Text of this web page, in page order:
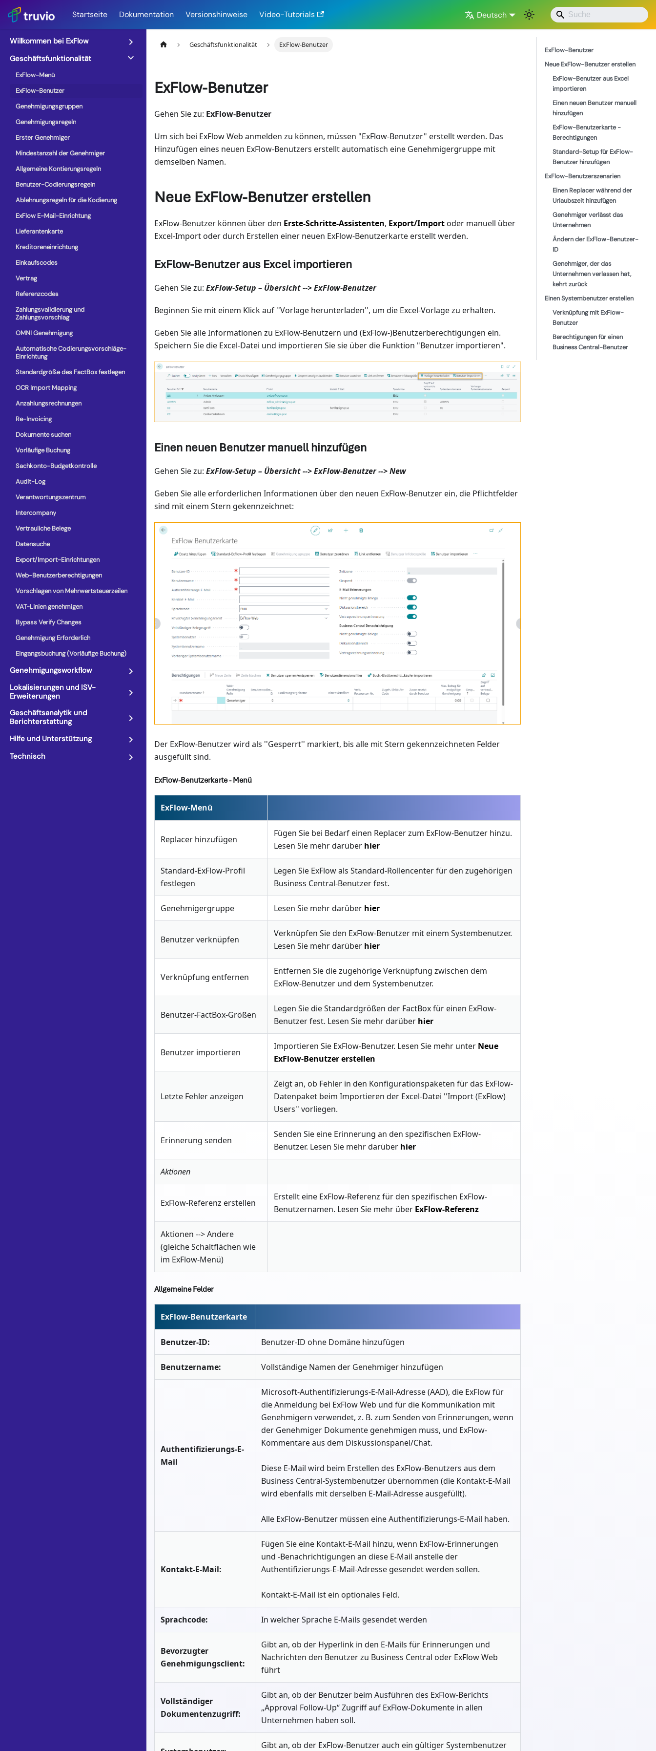
Startseite Dokumentation Versionshinweise Video-Tutorials Deutsch
Willkommen bei ExFlow
Geschäftsfunktionalität
ExFlow-Menü
ExFlow-Benutzer
Genehmigungsgruppen
Genehmigungsregeln
Erster Genehmiger
Mindestanzahl der Genehmiger
Allgemeine Kontierungsregeln
Benutzer-Codierungsregeln
Ablehnungsregeln für die Kodierung
ExFlow E-Mail-Einrichtung
Lieferantenkarte
Kreditoreneinrichtung
Einkaufscodes
Vertrag
Referenzcodes
Zahlungsvalidierung und
Zahlungsvorschlag
OMNI Genehmigung
Automatische Codierungsvorschläge-
Einrichtung
Standardgröße des FactBox festlegen
OCR Import Mapping
Anzahlungsrechnungen
Re-Invoicing
Dokumente suchen
Vorläufige Buchung
Sachkonto-Budgetkontrolle
Audit-Log
Verantwortungszentrum
Intercompany
Vertrauliche Belege
Datensuche
Export/Import-Einrichtungen
Web-Benutzerberechtigungen
Vorschlagen von Mehrwertsteuerzeilen
VAT-Linien genehmigen
Bypass Verify Changes
Genehmigung Erforderlich
Eingangsbuchung (Vorläufige Buchung)
Genehmigungsworkflow
Lokalisierungen und ISV-
Erweiterungen
Geschäftsanalytik und
Berichterstattung
Hilfe und Unterstützung
Technisch
Geschäftsfunktionalität ExFlow-Benutzer
ExFlow-Benutzer
Gehen Sie zu: ExFlow-Benutzer
Um sich bei ExFlow Web anmelden zu können, müssen "ExFlow-Benutzer" erstellt werden. Das
Hinzufügen eines neuen ExFlow-Benutzers erstellt automatisch eine Genehmigergruppe mit
demselben Namen.
Neue ExFlow-Benutzer erstellen
ExFlow-Benutzer können über den Erste-Schritte-Assistenten, Export/Importoder manuell über
Excel-Import oder durch Erstellen einer neuen ExFlow-Benutzerkarte erstellt werden.
ExFlow-Benutzer aus Excel importieren
Gehen Sie zu: ExFlow-Setup – Übersicht --> ExFlow-Benutzer
Beginnen Sie mit einem Klick auf ''Vorlage herunterladen'', um die Excel-Vorlage zu erhalten.
Geben Sie alle Informationen zu ExFlow-Benutzern und (ExFlow-)Benutzerberechtigungen ein.
Speichern Sie die Excel-Datei und importieren Sie sie über die Funktion "Benutzer importieren".
Einen neuen Benutzer manuell hinzufügen
Gehen Sie zu: ExFlow-Setup – Übersicht --> ExFlow-Benutzer --> New
Geben Sie alle erforderlichen Informationen über den neuen ExFlow-Benutzer ein, die Pflichtfelder
sind mit einem Stern gekennzeichnet:
Der ExFlow-Benutzer wird als ''Gesperrt'' markiert, bis alle mit Stern gekennzeichneten Felder
ausgefüllt sind.
ExFlow-Benutzerkarte - Menü
ExFlow-Menü
Replacer hinzufügen
Fügen Sie bei Bedarf einen Replacer zum ExFlow-Benutzer hinzu.
Lesen Sie mehr darüber hier
Standard-ExFlow-Profil
festlegen
Legen Sie ExFlow als Standard-Rollencenter für den zugehörigen
Business Central-Benutzer fest.
Genehmigergruppe Lesen Sie mehr darüber hier
Benutzer verknüpfen
Verknüpfen Sie den ExFlow-Benutzer mit einem Systembenutzer.
Lesen Sie mehr darüber hier
Verknüpfung entfernen
Entfernen Sie die zugehörige Verknüpfung zwischen dem
ExFlow-Benutzer und dem Systembenutzer.
Benutzer-FactBox-Größen
Legen Sie die Standardgrößen der FactBox für einen ExFlow-
Benutzer fest. Lesen Sie mehr darüber hier
Benutzer importieren
Importieren Sie ExFlow-Benutzer. Lesen Sie mehr unter Neue
ExFlow-Benutzer erstellen
Letzte Fehler anzeigen
Zeigt an, ob Fehler in den Konfigurationspaketen für das ExFlow-
Datenpaket beim Importieren der Excel-Datei ''Import (ExFlow)
Users'' vorliegen.
Erinnerung senden
Senden Sie eine Erinnerung an den spezifischen ExFlow-
Benutzer. Lesen Sie mehr darüber hier
Aktionen
ExFlow-Referenz erstellen
Erstellt eine ExFlow-Referenz für den spezifischen ExFlow-
Benutzernamen. Lesen Sie mehr über ExFlow-Referenz
Aktionen --> Andere
(gleiche Schaltflächen wie
im ExFlow-Menü)
Allgemeine Felder
ExFlow-Benutzerkarte
Benutzer-ID: Benutzer-ID ohne Domäne hinzufügen
Benutzername: Vollständige Namen der Genehmiger hinzufügen
Authentifizierungs-E-
Mail
Microsoft-Authentifizierungs-E-Mail-Adresse (AAD), die ExFlow für
die Anmeldung bei ExFlow Web und für die Kommunikation mit
Genehmigern verwendet, z. B. zum Senden von Erinnerungen, wenn
der Genehmiger Dokumente genehmigen muss, und ExFlow-
Kommentare aus dem Diskussionspanel/Chat.
Diese E-Mail wird beim Erstellen des ExFlow-Benutzers aus dem
Business Central-Systembenutzer übernommen (die Kontakt-E-Mail
wird ebenfalls mit derselben E-Mail-Adresse ausgefüllt).
Alle ExFlow-Benutzer müssen eine Authentifizierungs-E-Mail haben.
Kontakt-E-Mail:
Fügen Sie eine Kontakt-E-Mail hinzu, wenn ExFlow-Erinnerungen
und -Benachrichtigungen an diese E-Mail anstelle der
Authentifizierungs-E-Mail-Adresse gesendet werden sollen.
Kontakt-E-Mail ist ein optionales Feld.
Sprachcode: In welcher Sprache E-Mails gesendet werden
Bevorzugter
Genehmigungsclient:
Gibt an, ob der Hyperlink in den E-Mails für Erinnerungen und
Nachrichten den Benutzer zu Business Central oder ExFlow Web
führt
Vollständiger
Dokumentenzugriff:
Gibt an, ob der Benutzer beim Ausführen des ExFlow-Berichts
„Approval Follow-Up“ Zugriff auf ExFlow-Dokumente in allen
Unternehmen haben soll.
Gibt an, ob der ExFlow-Benutzer auch ein gültiger Systembenutzer
ExFlow-Benutzer
Neue ExFlow-Benutzer erstellen
ExFlow-Benutzer aus Excel
importieren
Einen neuen Benutzer manuell
hinzufügen
ExFlow-Benutzerkarte -
Berechtigungen
Standard-Setup für ExFlow-
Benutzer hinzufügen
ExFlow-Benutzerszenarien
Einen Replacer während der
Urlaubszeit hinzufügen
Genehmiger verlässt das
Unternehmen
Ändern der ExFlow-Benutzer-
ID
Genehmiger, der das
Unternehmen verlassen hat,
kehrt zurück
Einen Systembenutzer erstellen
Verknüpfung mit ExFlow-
Benutzer
Berechtigungen für einen
Business Central-Benutzer